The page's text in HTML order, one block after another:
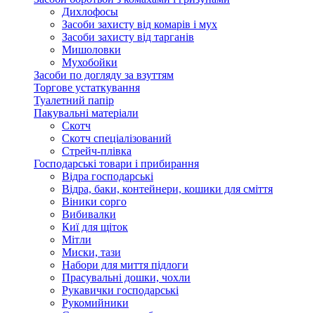
Дихлофосы
Засоби захисту від комарів і мух
Засоби захисту від тарганів
Мишоловки
Мухобойки
Засоби по догляду за взуттям
Торгове устаткування
Туалетний папір
Пакувальні матеріали
Скотч
Скотч спеціалізований
Стрейч-плівка
Господарські товари і прибирання
Відра господарські
Відра, баки, контейнери, кошики для сміття
Віники сорго
Вибивалки
Киї для щіток
Мітли
Миски, тази
Набори для миття підлоги
Прасувальні дошки, чохли
Рукавички господарські
Рукомийники